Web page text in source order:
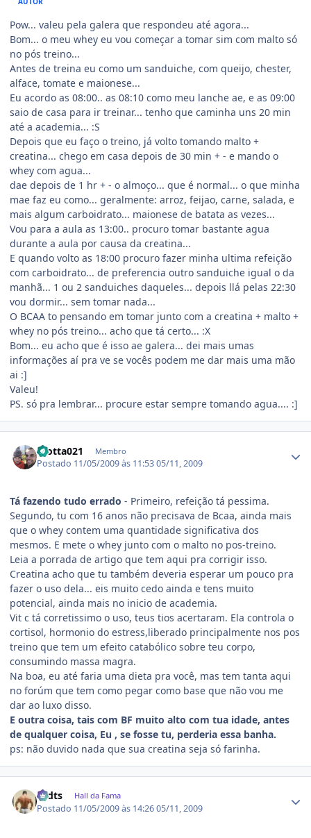
Pow... valeu pela galera que respondeu até agora...
Bom... o meu whey eu vou começar a tomar sim com malto só
no pós treino...
Antes de treina eu como um sanduiche, com queijo, chester,
alface, tomate e maionese...
Eu acordo as 08:00.. as 08:10 como meu lanche ae, e as 09:00
saio de casa para ir treinar... tenho que caminha uns 20 min
até a academia... :S
Depois que eu faço o treino, já volto tomando malto +
creatina... chego em casa depois de 30 min + - e mando o
whey com agua...
dae depois de 1 hr + - o almoço... que é normal... o que minha
mae faz eu como... geralmente: arroz, feijao, carne, salada, e
mais algum carboidrato... maionese de batata as vezes...
Vou para a aula as 13:00.. procuro tomar bastante agua
durante a aula por causa da creatina...
E quando volto as 18:00 procuro fazer minha ultima refeição
com carboidrato... de preferencia outro sanduiche igual o da
manhã... 1 ou 2 sanduiches daqueles... depois llá pelas 22:30
vou dormir... sem tomar nada...
O BCAA to pensando em tomar junto com a creatina + malto +
whey no pós treino... acho que tá certo... :X
Bom... eu acho que é isso ae galera... dei mais umas
informações aí pra ve se vocês podem me dar mais uma mão
ai :]
Valeu!
PS. só pra lembrar... procure estar sempre tomando agua.... :]
motta021 Membro
Postado 11/05/2009 às 11:5305/11, 2009
Tá fazendo tudo errado - Primeiro, refeição tá pessima.
Segundo, tu com 16 anos não precisava de Bcaa, ainda mais
que o whey contem uma quantidade significativa dos
mesmos. E mete o whey junto com o malto no pos-treino.
Leia a porrada de artigo que tem aqui pra corrigir isso.
Creatina acho que tu também deveria esperar um pouco pra
fazer o uso dela... eis muito cedo ainda e tens muito
potencial, ainda mais no inicio de academia.
Vit c tá corretissimo o uso, teus tios acertaram. Ela controla o
cortisol, hormonio do estress,liberado principalmente nos pos
treino que tem um efeito catabólico sobre teu corpo,
consumindo massa magra.
Na boa, eu até faria uma dieta pra você, mas tem tanta aqui
no forúm que tem como pegar como base que não vou me
dar ao luxo disso.
E outra coisa, tais com BF muito alto com tua idade, antes
de qualquer coisa, Eu , se fosse tu, perderia essa banha.
ps: não duvido nada que sua creatina seja só farinha.
rodts Hall da Fama
Postado 11/05/2009 às 14:2605/11, 2009